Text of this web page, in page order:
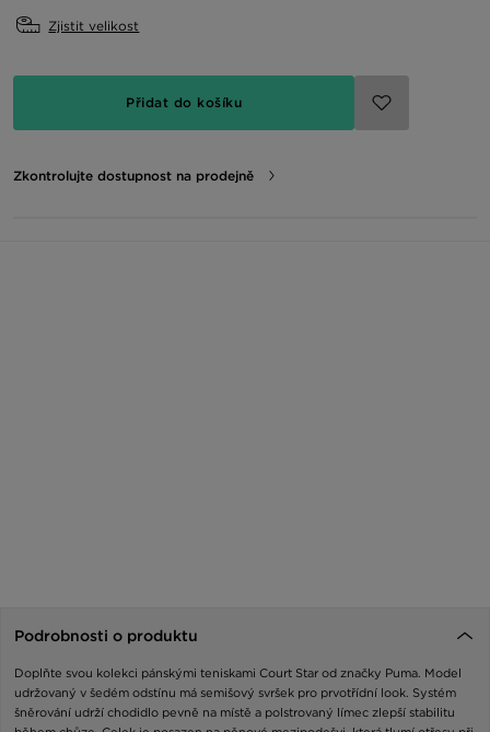
Zjistit velikost
Přidat do košíku
Zkontrolujte dostupnost na prodejně
Podrobnosti o produktu
Doplňte svou kolekci pánskými teniskami Court Star od značky Puma. Model
udržovaný v šedém odstínu má semišový svršek pro prvotřídní look. Systém
šněrování udrží chodidlo pevně na místě a polstrovaný límec zlepší stabilitu